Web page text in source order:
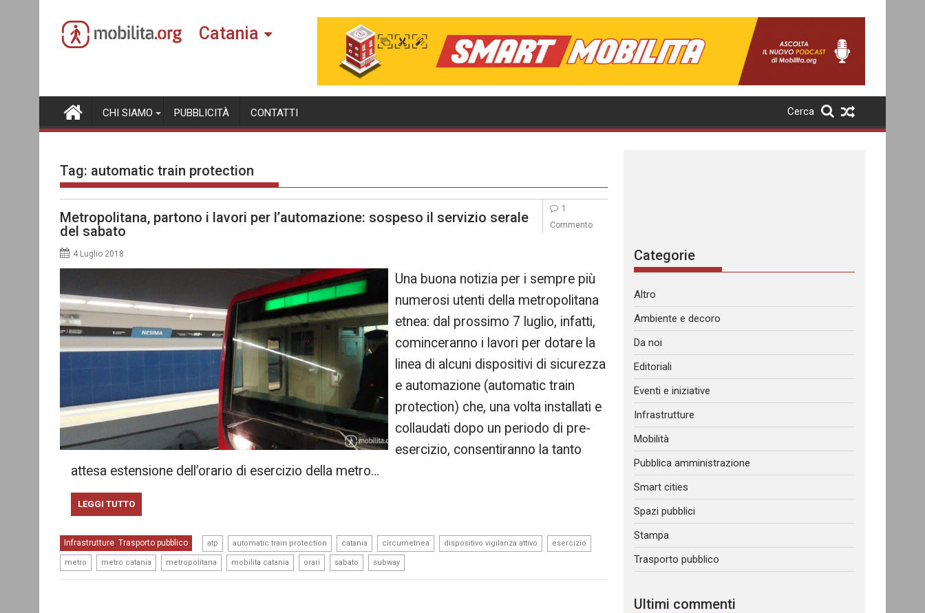
content
Catania
CHI SIAMO PUBBLICITÀ CONTATTI Cerca
Tag: automatic train protection
Metropolitana, partono i lavori per l’automazione: sospeso il servizio serale
del sabato
4 Luglio 2018
Una buona notizia per i sempre più
numerosi utenti della metropolitana
etnea: dal prossimo 7 luglio, infatti,
cominceranno i lavori per dotare la
linea di alcuni dispositivi di sicurezza
e automazione (automatic train
protection) che, una volta installati e
collaudati dopo un periodo di pre-
esercizio, consentiranno la tanto
attesa estensione dell’orario di esercizio della metro…
LEGGI TUTTO
Infrastrutture Trasporto pubblico atp automatic train protection catania circumetnea dispositivo vigilanza attivo esercizio
metro metro catania metropolitana mobilita catania orari sabato subway
1
Commento
Categorie
Altro
Ambiente e decoro
Da noi
Editoriali
Eventi e iniziative
Infrastrutture
Mobilità
Pubblica amministrazione
Smart cities
Spazi pubblici
Stampa
Trasporto pubblico
Ultimi commenti